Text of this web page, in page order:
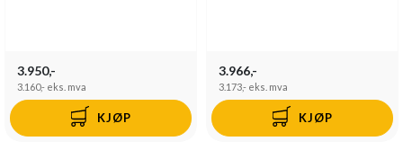
3.950,-
3.160,- eks. mva
KJØP
3.966,-
3.173,- eks. mva
KJØP